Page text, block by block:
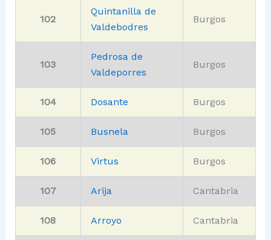
102
Quintanilla de
Valdebodres
Burgos
103
Pedrosa de
Valdeporres
Burgos
104 Dosante Burgos
105 Busnela Burgos
106 Virtus Burgos
107 Arija Cantabria
108 Arroyo Cantabria